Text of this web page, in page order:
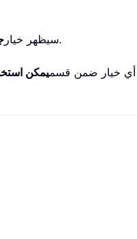
(1) سيظهر خياربصيغة «جميع مجلدات البريد» أو «جميع مجلدات جهات الاتصال» أو غيرها، وذلك حسب نوع المجلد الذي تم فتحه.
أي خيار ضمن قسميمكن